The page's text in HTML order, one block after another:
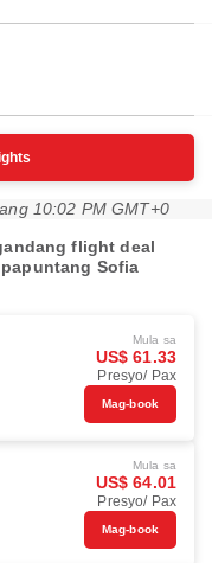
10:02 PM GMT+0
flight deal
Sofia
Mula sa
US$ 61.33
Presyo/ Pax
Mag-book
Mula sa
US$ 64.01
Presyo/ Pax
Mag-book